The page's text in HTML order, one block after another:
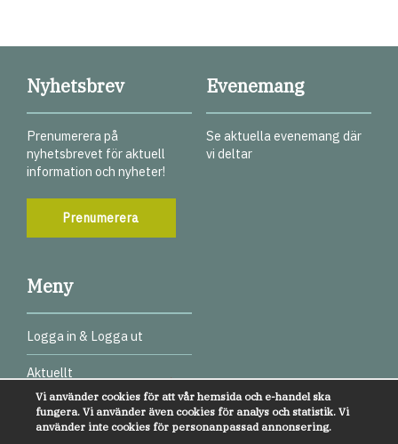
Nyhetsbrev
Prenumerera på
nyhetsbrevet för aktuell
information och nyheter!
Prenumerera
Evenemang
Se aktuella evenemang där
vi deltar
Meny
Logga in & Logga ut
Aktuellt
Digitala test
Vi använder cookies för att vår hemsida och e-handel ska
fungera. Vi använder även cookies för analys och statistik. Vi
använder inte cookies för personanpassad annonsering.